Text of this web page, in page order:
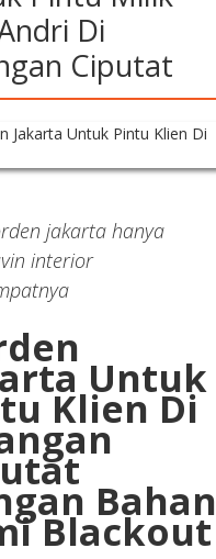
Di
Ciputat
jakarta hanya
interior
Untuk
Klien Di
Bahan
Blackout